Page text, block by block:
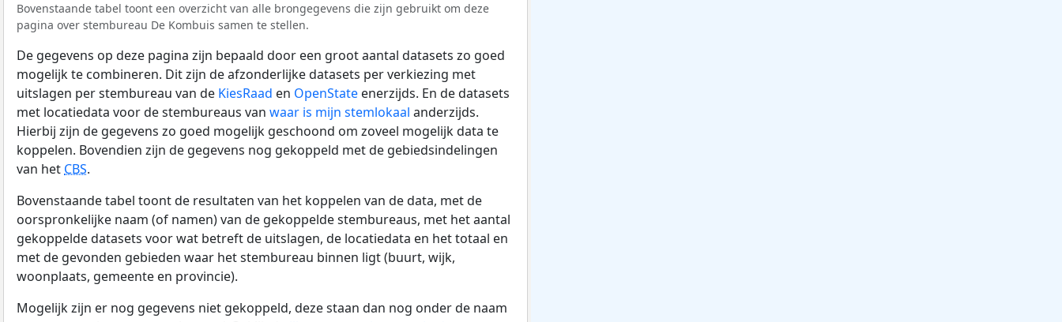
Bovenstaande tabel toont een overzicht van alle brongegevens die zijn gebruikt om deze
pagina over stembureau De Kombuis samen te stellen.
De gegevens op deze pagina zijn bepaald door een groot aantal datasets zo goed
mogelijk te combineren. Dit zijn de afzonderlijke datasets per verkiezing met
uitslagen per stembureau van de KiesRaad en OpenState enerzijds. En de datasets
met locatiedata voor de stembureaus van waar is mijn stemlokaal anderzijds.
Hierbij zijn de gegevens zo goed mogelijk geschoond om zoveel mogelijk data te
koppelen. Bovendien zijn de gegevens nog gekoppeld met de gebiedsindelingen
van het CBS.
Bovenstaande tabel toont de resultaten van het koppelen van de data, met de
oorspronkelijke naam (of namen) van de gekoppelde stembureaus, met het aantal
gekoppelde datasets voor wat betreft de uitslagen, de locatiedata en het totaal en
met de gevonden gebieden waar het stembureau binnen ligt (buurt, wijk,
woonplaats, gemeente en provincie).
Mogelijk zijn er nog gegevens niet gekoppeld, deze staan dan nog onder de naam